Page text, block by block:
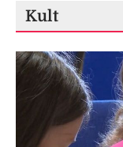
Kult